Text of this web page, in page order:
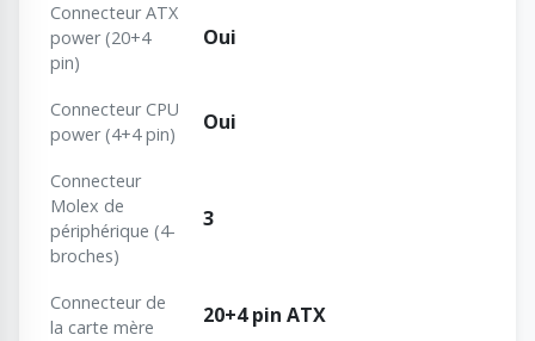
Connecteur ATX
power (20+4
pin)
Oui
Connecteur CPU
power (4+4 pin)
Oui
Connecteur
Molex de
périphérique (4-
broches)
3
Connecteur de
la carte mère
20+4 pin ATX